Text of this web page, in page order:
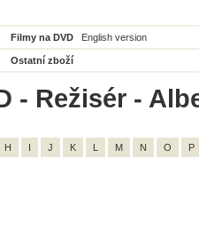
Filmy na DVD English version
Ostatní zboží
- Režisér -
H I J K L M N O P